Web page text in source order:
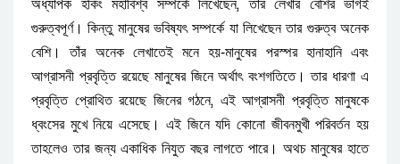
অধ্যাপক হকিং মহাবিশ্ব সম্পর্কে লিখেছেন,তাঁর লেখার বেশির
ভাগই
গুরুত্বপূর্ণ। কিন্তু মানুষের ভবিষ্যৎ সম্পর্কে যা লিখেছেন তার গুরুত্ব অনেক
বেশি। তাঁর অনেক লেখাতেই মনে হয়-মানুষের পরস্পর হানাহানি
এবং
আগ্রাসনী প্রবৃত্তি রয়েছে মানুষের জিনে অর্থাৎ বংশগতিতে। তার ধারণা এ
প্রবৃত্তি প্রোথিত রয়েছে জিনের গঠনে, এই আগ্রাসনী প্রবৃত্তি মানুষকে
ধ্বংসের মুখে নিয়ে এসেছে। এই জিনে যদি কোনো জীবনমুখী পরিবর্তন হয়
তাহলেও তার জন্য একাধিক নিযুত বছর লাগতে পারে। অথচ মানুষের হাতে